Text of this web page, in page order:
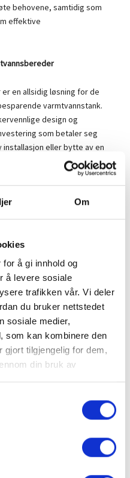
Om
å gi innhold og
å levere sosiale
trafikken vår. Vi deler
du bruker nettstedet
sosiale medier,
som kan kombinere den
gjort tilgjengelig for dem,
din bruk av
behovene, samtidig som
effektive
en allsidig løsning for de
varmtvannstank.
design og
som betaler seg
installasjon eller bytte av en
gi hjemmet ditt den
at det går på bekostning av
for å se de
for den beste